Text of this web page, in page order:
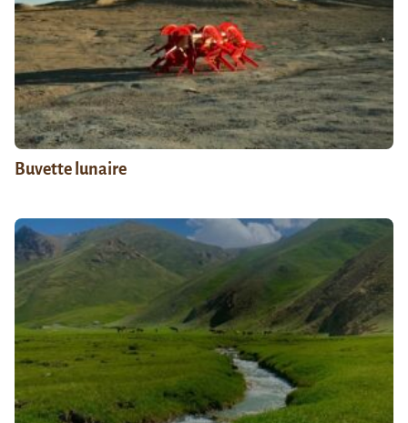
Buvette lunaire